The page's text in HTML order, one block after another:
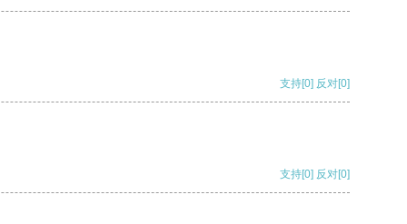
支持[0] 反对[0]
支持[0] 反对[0]